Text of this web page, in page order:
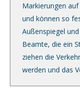
Markierungen
und können so
Außenspiegel
Beamte, die ein
ziehen die
werden und das